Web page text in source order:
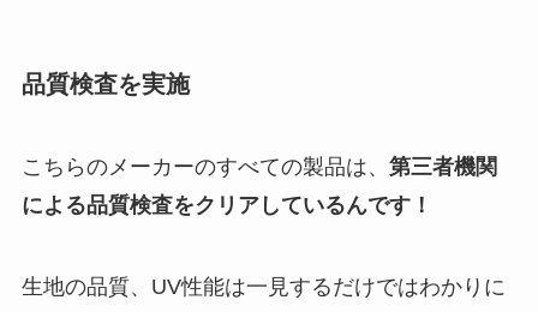
品質検査を実施
こちらのメーカーのすべての製品は、 第三者機関
による品質検査をクリアしているんです！
生地の品質、UV性能は一見するだけではわかりに